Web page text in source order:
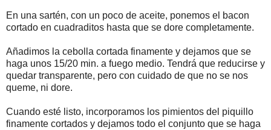
En una sartén, con un poco de aceite, ponemos el bacon
cortado en cuadraditos hasta que se dore completamente.
Añadimos la cebolla cortada finamente y dejamos que se
haga unos 15/20 min. a fuego medio. Tendrá que reducirse y
quedar transparente, pero con cuidado de que no se nos
queme, ni dore.
Cuando esté listo, incorporamos los pimientos del piquillo
finamente cortados y dejamos todo el conjunto que se haga